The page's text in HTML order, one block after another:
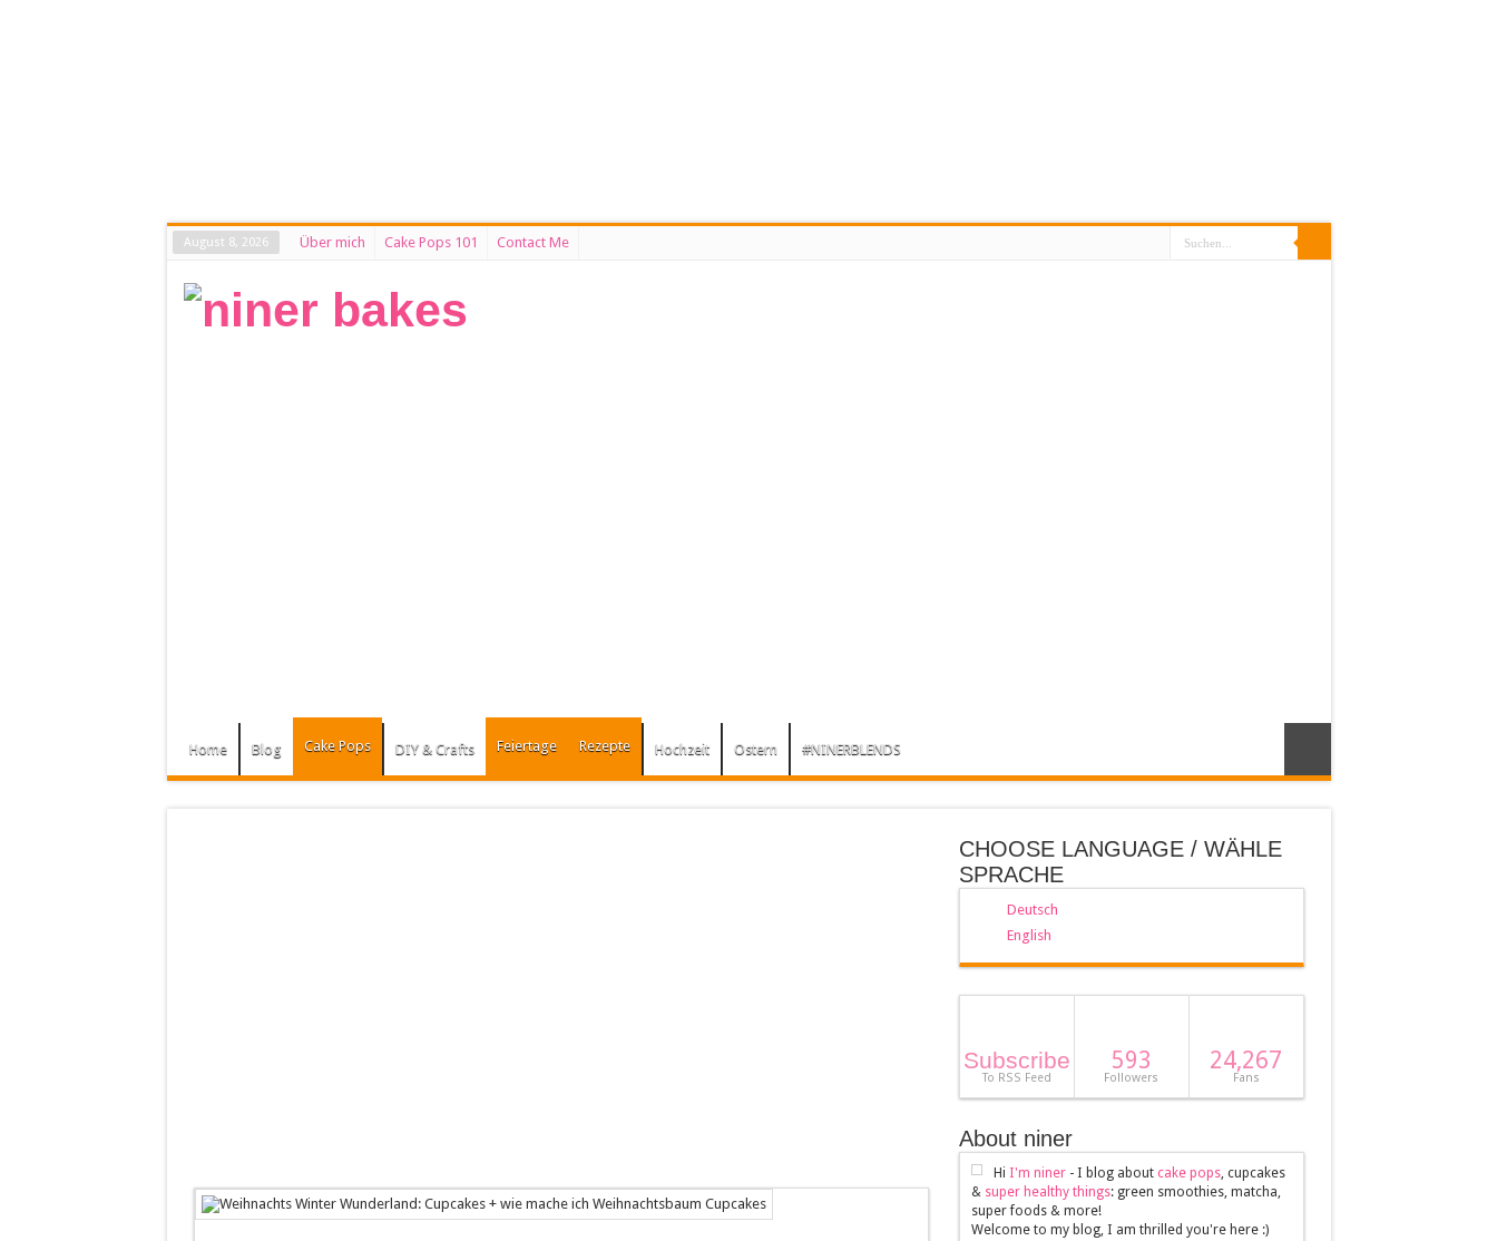
August 8, 2026 Über mich Cake Pops 101 Contact Me
Home Blog Cake Pops DIY & Crafts Feiertage Rezepte Hochzeit Ostern #NINERBLENDS
CHOOSE LANGUAGE / WÄHLE
SPRACHE
Deutsch
English
Subscribe
To RSS Feed
593
Followers
24,267
Fans
About niner
Hi I'm niner- I blog about cake pops, cupcakes
& super healthy things: green smoothies, matcha,
super foods & more!
Welcome to my blog, I am thrilled you're here :)